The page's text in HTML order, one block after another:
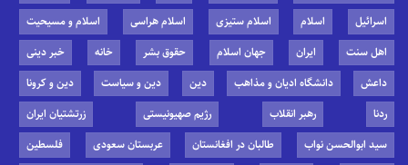
اسرائیل
اسلام اسلام ستیزی اسلام هراسی
اسلام و مسیحیت
اهل سنت
ایران جهان اسلام حقوق بشر خانه
خبر دینی
داعش
دانشگاه ادیان و مذاهب دین دین و سیاست
دین و کرونا
ردنا
رهبر انقلاب رژیم صهیونیستی
زرتشتیان ایران
سید ابوالحسن نواب
طالبان در افغانستان عربستان سعودی فلسطین